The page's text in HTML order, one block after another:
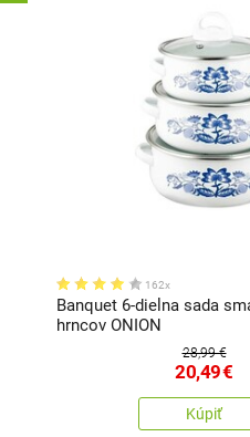
162x
Banquet 6-dielna sada
hrncov ONION
28,99 €
20,49€
Kúpiť